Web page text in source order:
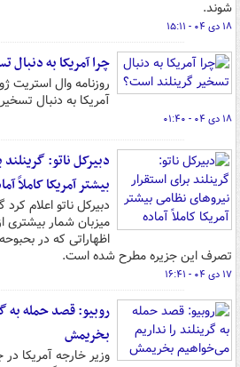
شوند.
۱۸ دی ۰۴ - ۱۵:۱۱
چرا آمریکا به
روزنامه وال استریت
آمریکا به دنبال
۱۸ دی ۰۴ - ۰۱:۴۰
دبیرکل ناتو:
بیشتر آمریکا کاملاً
دبیرکل ناتو اعلام
میزبان شمار بیشتری
اظهاراتی که در
تصرف این جزیره مطرح شده است.
۱۷ دی ۰۴ - ۱۶:۴۱
روبیو: قصد حمله به
بخریمش
وزیر خارجه آمریکا در